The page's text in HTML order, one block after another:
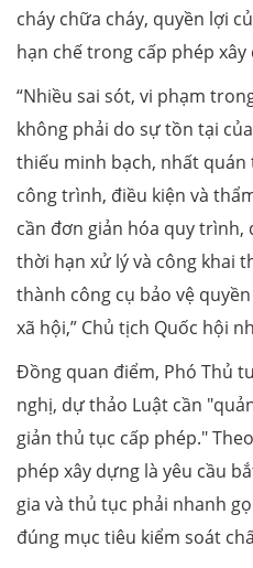
cháy chữa cháy, quyền lợi
hạn chế trong cấp phép xây
“Nhiều sai sót, vi phạm
không phải do sự tồn tại
thiếu minh bạch, nhất
công trình, điều kiện và
cần đơn giản hóa quy
thời hạn xử lý và công khai
thành công cụ bảo vệ
xã hội,” Chủ tịch Quốc hội
Đồng quan điểm, Phó Thủ
nghị, dự thảo Luật cần
giản thủ tục cấp phép."
phép xây dựng là yêu cầu
gia và thủ tục phải nhanh
đúng mục tiêu kiểm soát